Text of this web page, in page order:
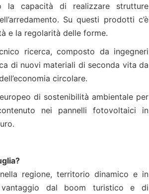
capacità di realizzare strutture
Su questi prodotti c’è
e la regolarità delle forme.
ricerca, composto da ingegneri
di nuovi materiali di seconda vita da
circolare.
di sostenibilità ambientale per
nei pannelli fotovoltaici in
regione, territorio dinamico e in
vantaggio dal boom turistico e di